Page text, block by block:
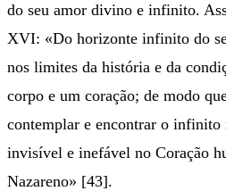
do seu amor divino e infinito.
XVI: «Do horizonte infinito do
nos limites da história e da
corpo e um coração; de modo
contemplar e encontrar o
invisível e inefável no Coração
Nazareno» [43].